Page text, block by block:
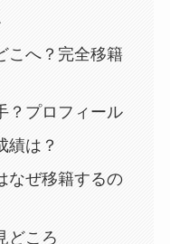
こへ？完全移籍
？プロフィール
績は？
なぜ移籍するの
どころ